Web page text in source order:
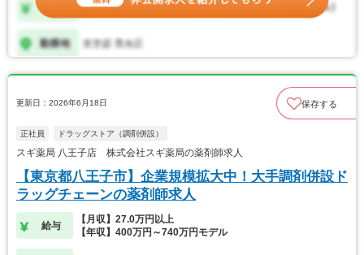
更新日：2026年6月18日 保存する
正社員 ドラッグストア（調剤併設）
スギ薬局 八王子店 株式会社スギ薬局の薬剤師求人
【東京都八王子市】企業規模拡大中！大手調剤併設ド
ラッグチェーンの薬剤師求人
給与
【月収】27.0万円以上
【年収】400万円～740万円モデル